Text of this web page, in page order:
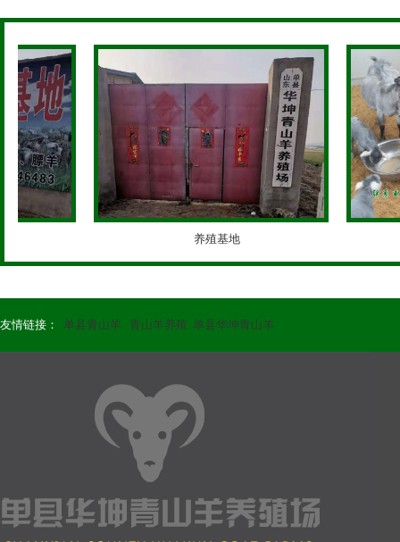
养殖基地
友情链接： 单县青山羊 青山羊养殖 单县华坤青山羊